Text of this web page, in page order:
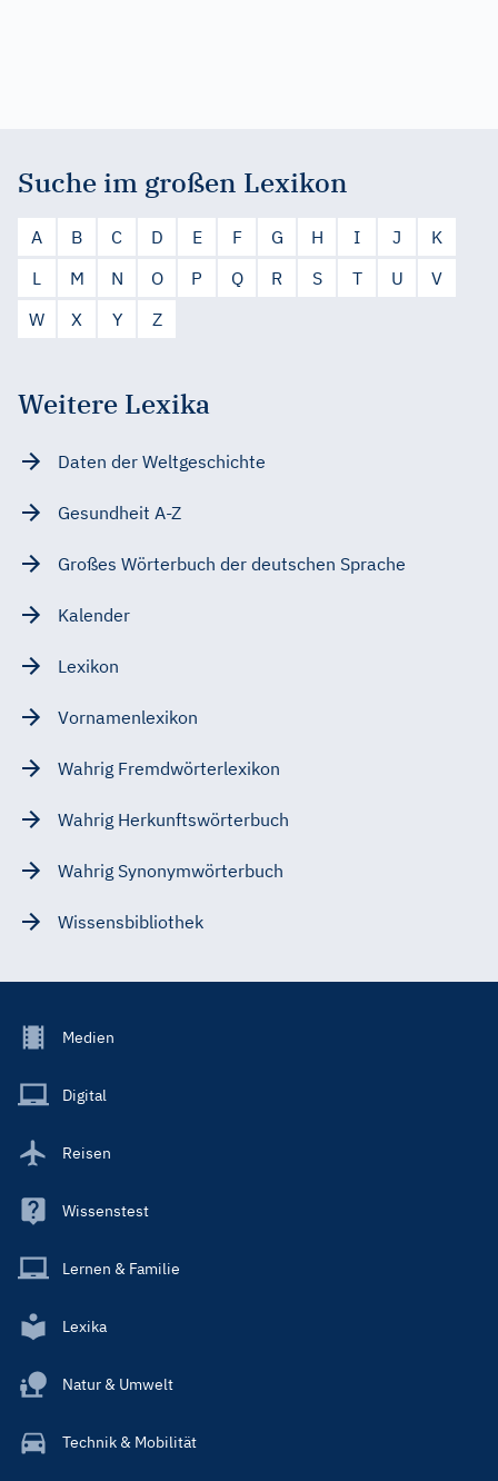
Suche im großen Lexikon
A B C D E F G H I J
K
L
M N O P Q R S T U
V
W
X Y Z
Weitere Lexika
Daten der Weltgeschichte
Gesundheit A-Z
Großes Wörterbuch der deutschen Sprache
Kalender
Lexikon
Vornamenlexikon
Wahrig Fremdwörterlexikon
Wahrig Herkunftswörterbuch
Wahrig Synonymwörterbuch
Wissensbibliothek
Footer
Main
Medien
Digital
Reisen
Wissenstest
Lernen & Familie
Lexika
Natur & Umwelt
Technik & Mobilität